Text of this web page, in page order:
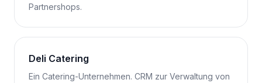
Partnershops.
Deli Catering
Ein Catering-Unternehmen. CRM zur Verwaltung von